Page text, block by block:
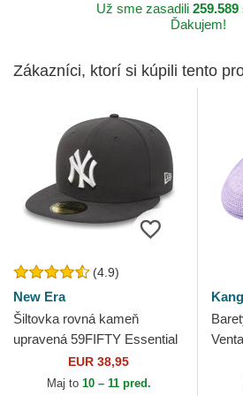
Už sme zasadili 259.589
Ďakujem!
Zákazníci, ktorí si kúpili tento
(4.9)
New Era
Šiltovka rovná kameň
upravená 59FIFTY Essential
New York Yankees MLB
New Era
EUR 38,95
Maj to 10 – 11 pred.